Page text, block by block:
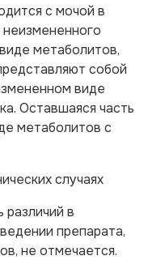
с мочой в
метаболитов,
собой
виде
Оставшаяся часть
метаболитов с
случаях
в
препарата,
не отмечается.